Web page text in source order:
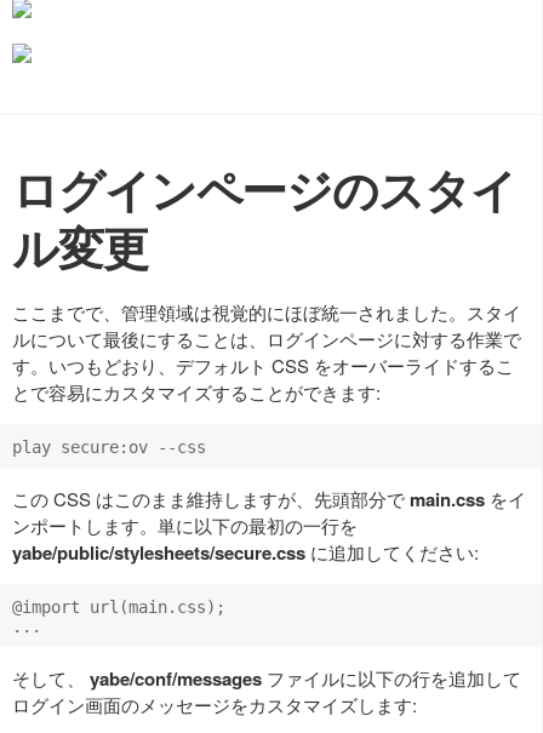
ログインページのスタイ
ル変更
ここまでで、管理領域は視覚的にほぼ統一されました。スタイ
ルについて最後にすることは、ログインページに対する作業で
す。いつもどおり、デフォルト CSS をオーバーライドするこ
とで容易にカスタマイズすることができます:
この CSS はこのまま維持しますが、先頭部分で main.css をイ
ンポートします。単に以下の最初の一行を
yabe/public/stylesheets/secure.css に追加してください:
@import url(main.css);
そして、 yabe/conf/messages ファイルに以下の行を追加して
ログイン画面のメッセージをカスタマイズします: